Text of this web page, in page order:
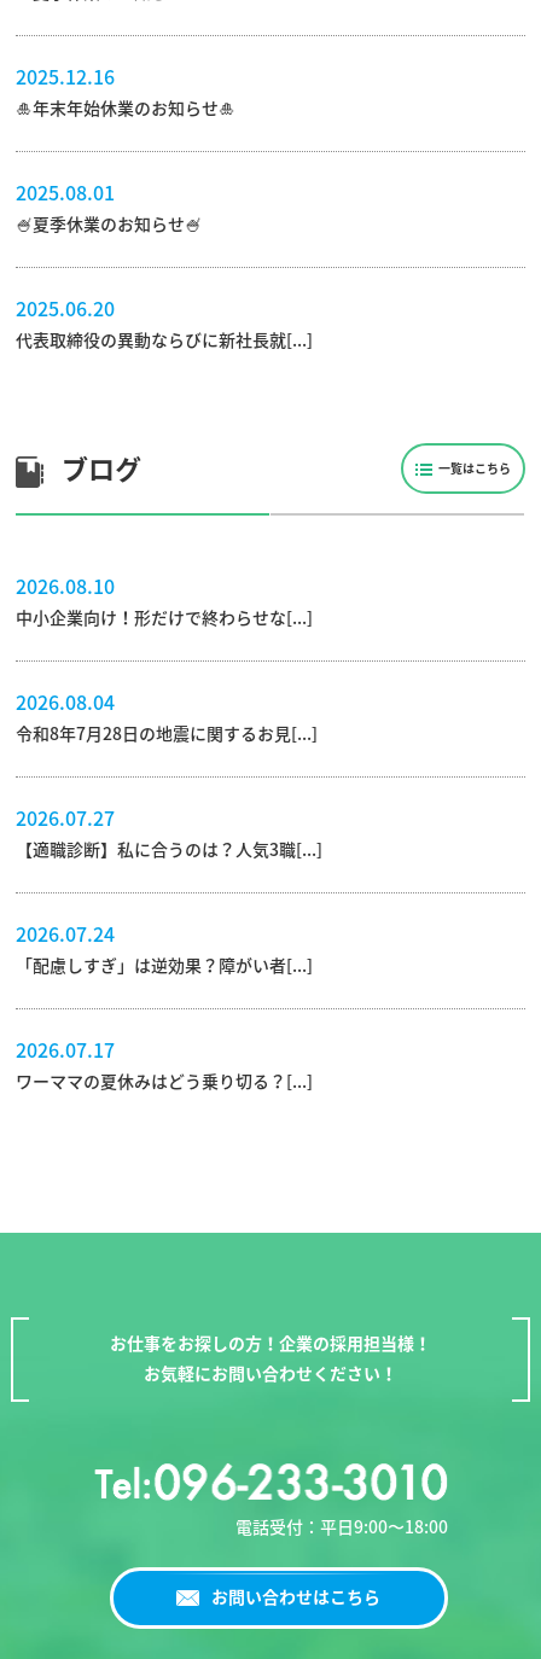
2025.12.16
🎍年末年始休業のお知らせ🎍
2025.08.01
🍧夏季休業のお知らせ🍧
2025.06.20
代表取締役の異動ならびに新社長就[...]
ブログ 一覧はこちら
2026.08.10
中小企業向け！形だけで終わらせな[...]
2026.08.04
令和8年7月28日の地震に関するお見[...]
2026.07.27
【適職診断】私に合うのは？人気3職[...]
2026.07.24
「配慮しすぎ」は逆効果？障がい者[...]
2026.07.17
ワーママの夏休みはどう乗り切る？[...]
お仕事をお探しの方！企業の採用担当様！
お気軽にお問い合わせください！
電話受付：平日9:00〜18:00
お問い合わせはこちら